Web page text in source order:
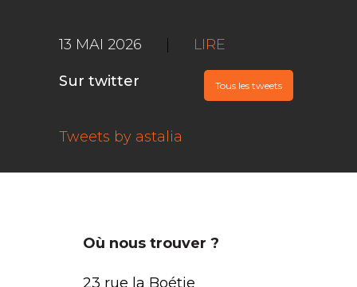
13 MAI 2026 LIRE
Sur twitter Tous les tweets
Tweets by astalia
Où nous trouver ?
23 rue la Boétie